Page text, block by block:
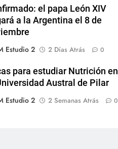
el papa León XIV
a la Argentina el 8 de
Estudio 2
2 Días Atrás 0
para estudiar Nutrición en
Austral de Pilar
Estudio 2
2 Semanas Atrás 0